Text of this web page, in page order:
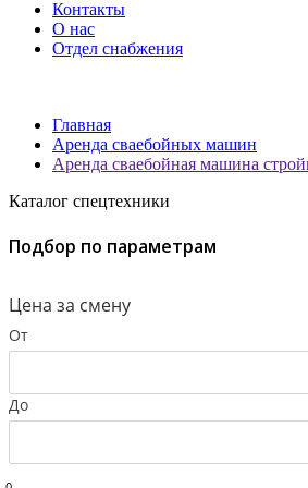
Контакты
О нас
Отдел снабжения
Главная
Аренда сваебойных машин
Аренда сваебойная машина
Каталог спецтехники
Подбор по параметрам
Цена за смену
От
До